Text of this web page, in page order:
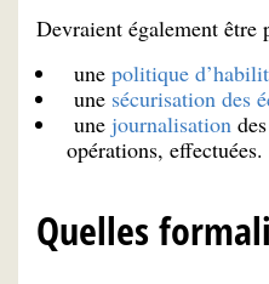
Devraient également être
une politique
une sécurisation des
une journalisation
opérations, effectuées.
Quelles